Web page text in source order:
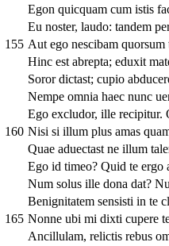
Egon quicquam cum istis
Eu noster, laudo: tandem
155 Aut ego nescibam quorsum
Hinc est abrepta; eduxit
Soror dictast; cupio
Nempe omnia haec nunc
Ego excludor, ille recipitur.
160 Nisi si illum plus amas
Quae aduectast ne illum
Ego id timeo? Quid te ergo
Num solus ille dona dat?
Benignitatem sensisti in te
165 Nonne ubi mi dixti cupere
Ancillulam, relictis rebus